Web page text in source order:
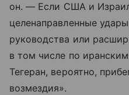
он. — Если США и
целенаправленные
руководства или
в том числе по
Тегеран, вероятно,
возмездия».